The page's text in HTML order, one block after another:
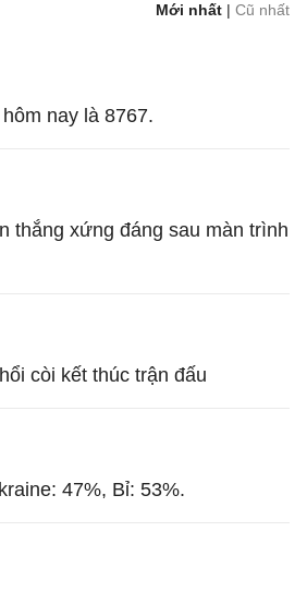
Mới nhất | Cũ nhất
nay là 8767.
thắng xứng đáng sau màn trình
còi kết thúc trận đấu
47%, Bỉ: 53%.